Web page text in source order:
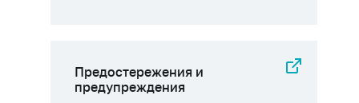
Предостережения и
предупреждения